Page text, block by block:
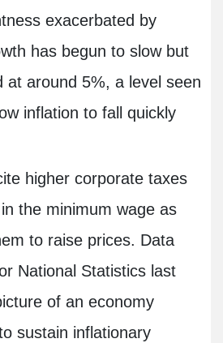
exacerbated by
has begun to slow but
at around 5%, a level seen
inflation to fall quickly
higher corporate taxes
the minimum wage as
to raise prices. Data
National Statistics last
of an economy
sustain inflationary